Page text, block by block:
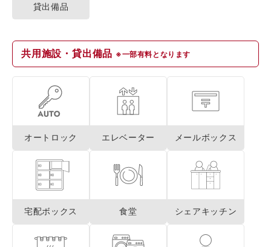
貸出備品
共用施設・貸出備品 ※一部有料となります
オートロック エレベーター メールボックス
宅配ボックス 食堂 シェアキッチン